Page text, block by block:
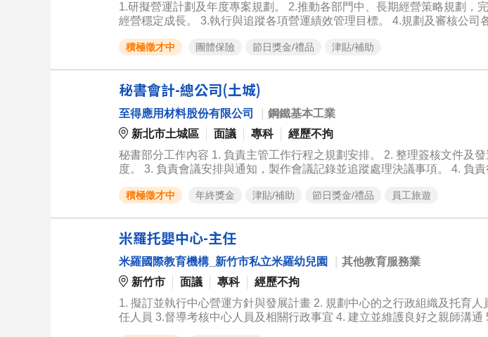
1.研擬營運計劃及年度專案規劃。 2.推動各部門中、長期經營策略規劃，
經營穩定成長。 3.執行與追蹤各項營運績效管理目標。 4.規劃及審核公司
積極徵才中 團體保險 節日獎金/禮品 津貼/補助
秘書會計-總公司(土城)
至得應用材料股份有限公司
鋼鐵基本工業
新北市土城區
面議 專科
經歷不拘
秘書部分工作內容 1. 負責主管工作行程之規劃安排。 2. 整理簽核文件及
度。 3. 負責會議安排與通知，製作會議記錄並追蹤處理決議事項。 4. 負
內容 1.辦理銀行現金存款、提款、匯款、轉帳作業，並管理銀行往來授信
料。 工作地點:新北市土城區中央路四段2號12樓之5(中央領袖天下)
積極徵才中 年終獎金 津貼/補助 節日獎金/禮品 員工旅遊
米羅托嬰中心-主任
米羅國際教育機構_新竹市私立米羅幼兒園
其他教育服務業
新竹市
面議 專科
經歷不拘
1. 擬訂並執行中心營運方針與發展計畫 2. 規劃中心的之行政組織及托育人員的工作執掌、人事規章，並徵選、聘
任人員 3.督導考核中心人員及相關行政事宜 4. 建立並維護良好之親師溝